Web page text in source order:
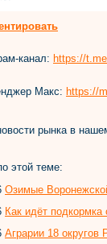
канал: https://
Макс: https://
рынка в
этой теме:
Озимые
Как идёт подкормка
Аграрии 18 округов